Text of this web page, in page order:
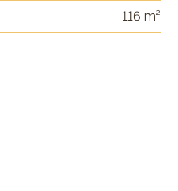
116 m²